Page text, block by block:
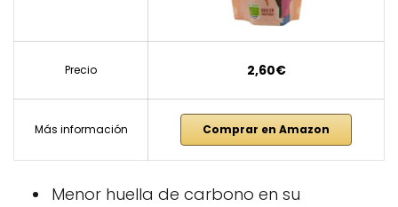
Precio 2,60€
Más información Comprar en Amazon
Menor huella de carbono en su